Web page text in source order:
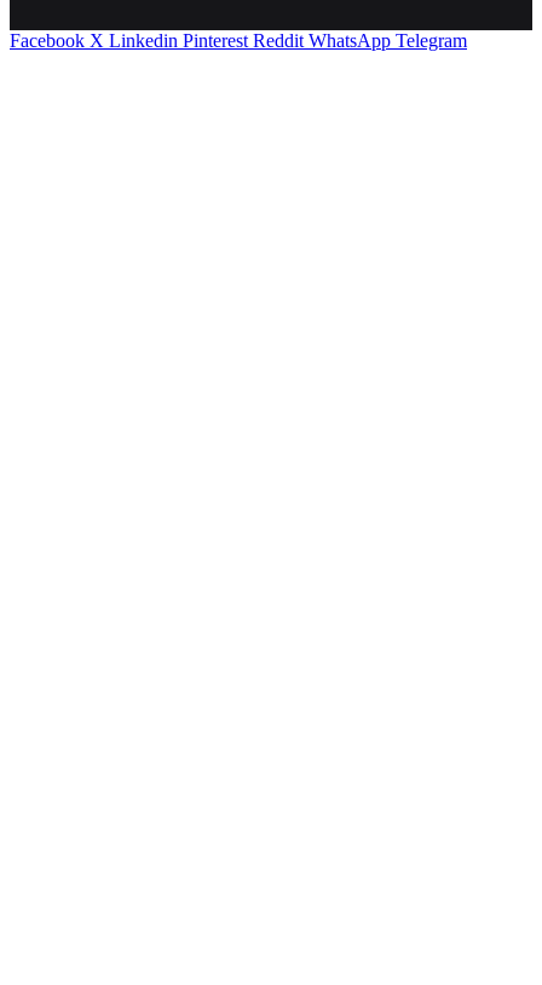
Facebook X Linkedin Pinterest Reddit WhatsApp Telegram